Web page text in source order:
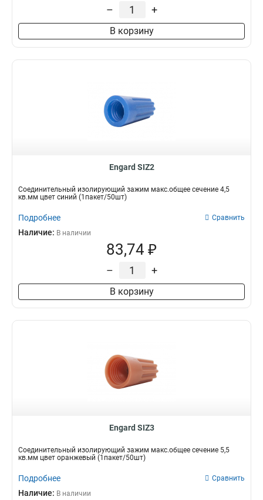
– +
В корзину
Engard SIZ2
Соединительный изолирующий зажим макс.общее сечение 4,5
кв.мм цвет синий (1пакет/50шт)
Подробнее Сравнить
Наличие: В наличии
83,74 ₽
– +
В корзину
Engard SIZ3
Соединительный изолирующий зажим макс.общее сечение 5,5
кв.мм цвет оранжевый (1пакет/50шт)
Подробнее Сравнить
Наличие: В наличии